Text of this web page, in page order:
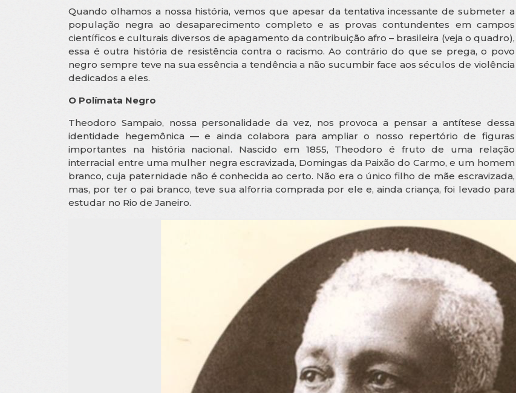
Quando olhamos a nossa história, vemos que apesar da tentativa incessante de submeter a
população negra ao desaparecimento completo e as provas contundentes em campos
científicos e culturais diversos de apagamento da contribuição afro – brasileira (veja o quadro),
essa é outra história de resistência contra o racismo. Ao contrário do que se prega, o povo
negro sempre teve na sua essência a tendência a não sucumbir face aos séculos de violência
dedicados a eles.
O Polímata Negro
Theodoro Sampaio, nossa personalidade da vez, nos provoca a pensar a antítese dessa
identidade hegemônica — e ainda colabora para ampliar o nosso repertório de figuras
importantes na história nacional. Nascido em 1855, Theodoro é fruto de uma relação
interracial entre uma mulher negra escravizada, Domingas da Paixão do Carmo, e um homem
branco, cuja paternidade não é conhecida ao certo. Não era o único filho de mãe escravizada,
mas, por ter o pai branco, teve sua alforria comprada por ele e, ainda criança, foi levado para
estudar no Rio de Janeiro.